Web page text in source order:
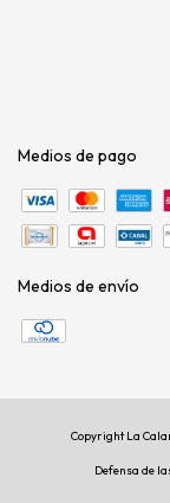
Medios de pago
Medios de envío
Copyright La
Defensa de